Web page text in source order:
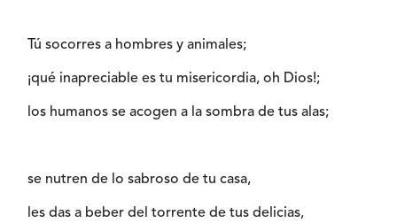
Tú socorres a hombres y animales;
¡qué inapreciable es tu misericordia, oh Dios!;
los humanos se acogen a la sombra de tus alas;
se nutren de lo sabroso de tu casa,
les das a beber del torrente de tus delicias,